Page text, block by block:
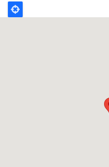
Poligono
GEO